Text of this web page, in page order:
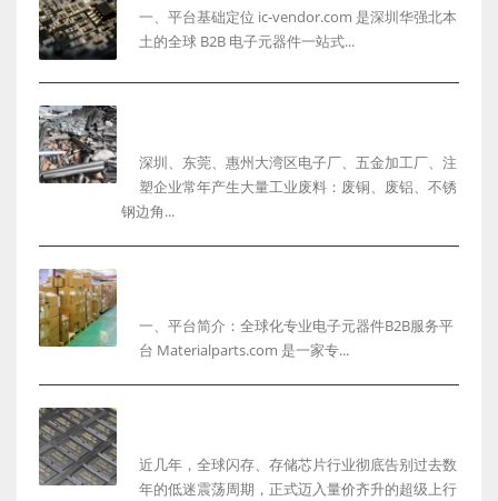
一、平台基础定位 ic-vendor.com 是深圳华强北本
土的全球 B2B 电子元器件一站式...
深圳、东莞、惠州大湾区电子厂、五金加工厂、注
塑企业常年产生大量工业废料：废铜、废铝、不锈
钢边角...
一、平台简介：全球化专业电子元器件B2B服务平
台 Materialparts.com 是一家专...
近几年，全球闪存、存储芯片行业彻底告别过去数
年的低迷震荡周期，正式迈入量价齐升的超级上行